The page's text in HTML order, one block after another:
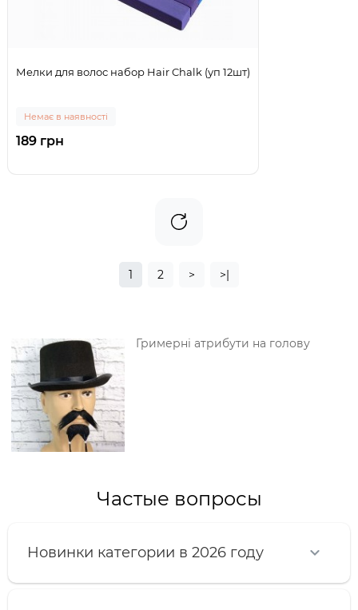
Мелки для волос набор Hair Chalk (уп 12шт)
Немає в наявності
189 грн
1 2 > >|
Гримерні атрибути на голову
Частые вопросы
Новинки категории в 2026 году